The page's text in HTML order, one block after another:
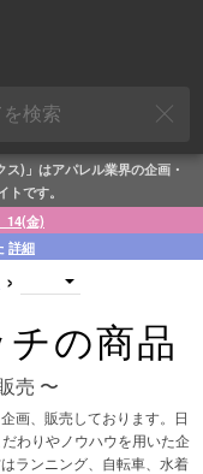
)」はアパレル業界の企画・
です。
14(金)
詳細
›
の商品
売 〜
画、販売しております。日
わりやノウハウを用いた企
ランニング、自転車、水着